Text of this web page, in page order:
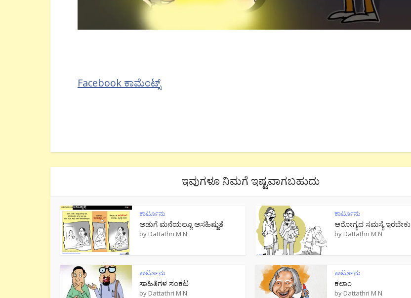
Facebook ಕಾಮೆಂಟ್ಸ್
ಇವುಗಳೂ ನಿಮಗೆ ಇಷ್ಟವಾಗಬಹುದು
ಕಾರ್ಟೂನು
ಅಡುಗೆ ಮನೆಯಲ್ಲೂ ಅಸಹಿಷ್ಣುತೆ
by Dattathri M N
ಕಾರ್ಟೂನು
ಆರೋಗ್ಯದ ಸಮಸ್ಯೆ ಇರಬೇಕು
by Dattathri M N
ಕಾರ್ಟೂನು
ಸಾಹಿತಿಗಳ ಸಂಕಟ
by Dattathri M N
ಕಾರ್ಟೂನು
ಕಲಾಂ
by Dattathri M N